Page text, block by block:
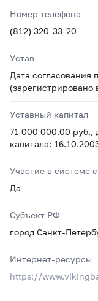
Номер телефона
(812) 320-33-20
Устав
Дата согласования
(зарегистрировано
Уставный капитал
71 000 000,00 руб.,
капитала:
Участие в системе
Да
Субъект РФ
город Санкт-
Интернет-ресурсы
https://